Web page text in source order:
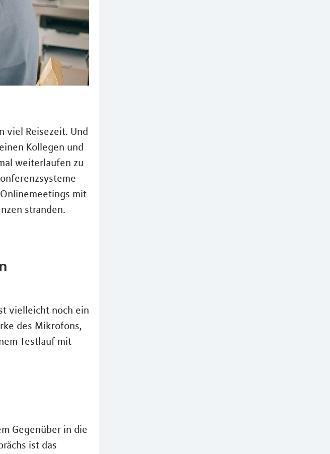
viel Reisezeit. Und
Kollegen und
weiterlaufen zu
mit
stranden.
vielleicht noch ein
des Mikrofons,
Testlauf mit
Gegenüber in die
ist das